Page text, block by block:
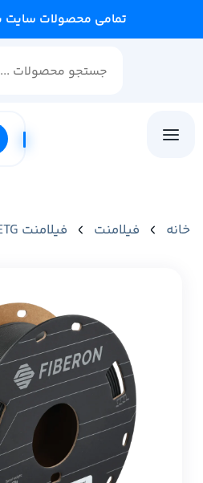
تمامی محصولات سایت
خانه فیلامنت فیلامنت PETG